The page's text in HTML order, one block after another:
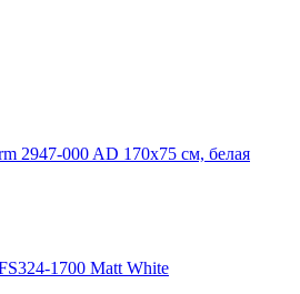
2947-000 AD 170х75 см, белая